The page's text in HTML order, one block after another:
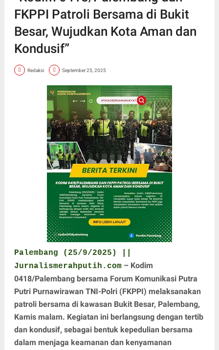
FKPPI Patroli Bersama di Bukit
Besar, Wujudkan Kota Aman dan
Kondusif”
Redaksi September 25, 2025
Palembang (25/9/2025) ||
Jurnalismerahputih.com – Kodim
0418/Palembang bersama Forum Komunikasi Putra
Putri Purnawirawan TNI-Polri (FKPPI) melaksanakan
patroli bersama di kawasan Bukit Besar, Palembang,
Kamis malam. Kegiatan ini berlangsung dengan tertib
dan kondusif, sebagai bentuk kepedulian bersama
dalam menjaga keamanan dan kenyamanan